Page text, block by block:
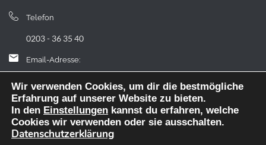
Telefon
0203 - 36 35 40
Email-Adresse:
landfermann.gymnasium[at]stadt-duisburg.de
Wir verwenden Cookies, um dir die bestmögliche
Erfahrung auf unserer Website zu bieten.
In den Einstellungen kannst du erfahren, welche
Cookies wir verwenden oder sie ausschalten.
Datenschutzerklärung